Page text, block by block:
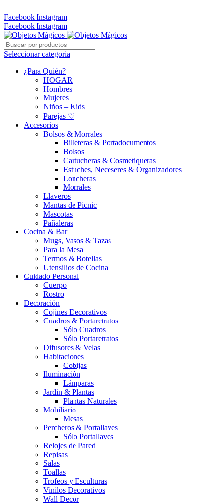
Facebook Instagram
Facebook Instagram
Seleccionar categoria
¿Para Quién?
HOGAR
Hombres
Mujeres
Niños – Kids
Parejas ♡
Accesorios
Bolsos & Morrales
Billeteras & Portadocumentos
Bolsos
Cartucheras & Cosmetiqueras
Estuches, Neceseres & Organizadores
Loncheras
Morrales
Llaveros
Mantas de Picnic
Mascotas
Pañaleras
Cocina & Bar
Mugs, Vasos & Tazas
Para la Mesa
Termos & Botellas
Utensilios de Cocina
Cuidado Personal
Cuerpo
Rostro
Decoración
Cojines Decorativos
Cuadros & Portaretratos
Sólo Cuadros
Sólo Portaretratos
Difusores & Velas
Habitaciones
Cobijas
Iluminación
Lámparas
Jardin & Plantas
Plantas Naturales
Mobiliario
Mesas
Percheros & Portallaves
Sólo Portallaves
Relojes de Pared
Repisas
Salas
Toallas
Trofeos y Esculturas
Vinilos Decorativos
Wall Decor